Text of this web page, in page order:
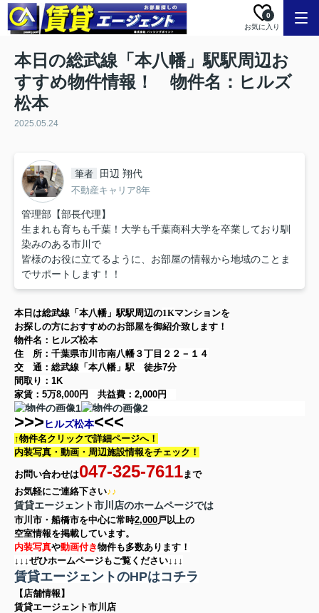
お気に入り
0
本日の総武線「本八幡」駅駅周辺お
すすめ物件情報！ 物件名：ヒルズ
松本
2025.05.24
筆者 田辺 翔代
不動産キャリア8年
管理部【部長代理】
生まれも育ちも千葉！大学も千葉商科大学を卒業しており馴
染みのある市川で
皆様のお役に立てるように、お部屋の情報から地域のことま
でサポートします！！
本日は総武線「本八幡」駅駅周辺の1Kマンションを
お探しの方におすすめのお部屋を御紹介致します！
物件名：ヒルズ松本
住 所： 千葉県市川市南八幡３丁目２２－１４
交 通：総武線「本八幡」駅 徒歩7分
間取り： 1K
家賃： 5万8,000円 共益費： 2,000円
>>>ヒルズ松本<<<
↑物件名クリックで詳細ページへ！
内装写真・動画・ 周辺施設情報をチェック！
お問い合わせは047-325-7611まで
お気軽にご連絡下さい♪♪
賃貸エージェント市川店のホームページでは
市川市・船橋市を中心に常時2,000戸以上の
空室情報を掲載しています。
内装写真や動画付き物件も多数あります！
↓↓↓ぜひホームページもご覧ください↓↓↓
賃貸エージェントのHPはコチラ
【店舗情報】
賃貸エージェント市川店